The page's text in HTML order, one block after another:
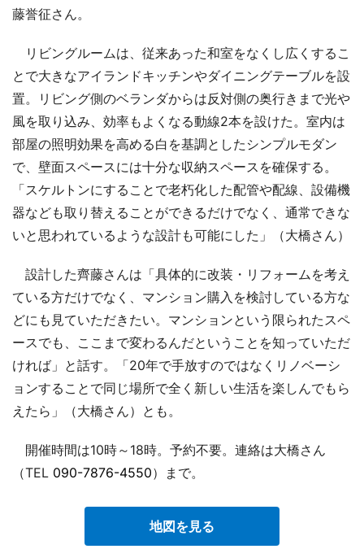
藤誉征さん。
リビングルームは、従来あった和室をなくし広くするこ
とで大きなアイランドキッチンやダイニングテーブルを設
置。リビング側のベランダからは反対側の奥行きまで光や
風を取り込み、効率もよくなる動線2本を設けた。室内は
部屋の照明効果を高める白を基調としたシンプルモダン
で、壁面スペースには十分な収納スペースを確保する。
「スケルトンにすることで老朽化した配管や配線、設備機
器なども取り替えることができるだけでなく、通常できな
いと思われているような設計も可能にした」（大橋さん）
設計した齊藤さんは「具体的に改装・リフォームを考え
ている方だけでなく、マンション購入を検討している方な
どにも見ていただきたい。マンションという限られたスペ
ースでも、ここまで変わるんだということを知っていただ
ければ」と話す。「20年で手放すのではなくリノベーシ
ョンすることで同じ場所で全く新しい生活を楽しんでもら
えたら」（大橋さん）とも。
開催時間は10時～18時。予約不要。連絡は大橋さん
（TEL 090-7876-4550）まで。
地図を見る